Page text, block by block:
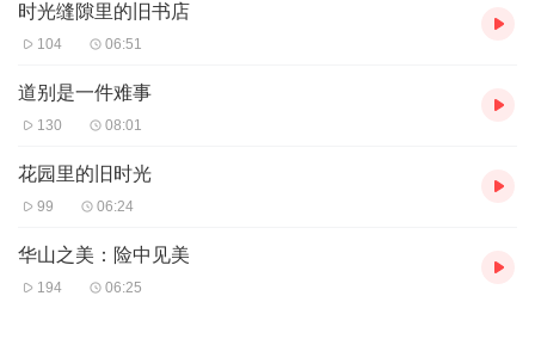
时光缝隙里的旧书店
104 06:51
道别是一件难事
130 08:01
花园里的旧时光
99 06:24
华山之美：险中见美
194 06:25